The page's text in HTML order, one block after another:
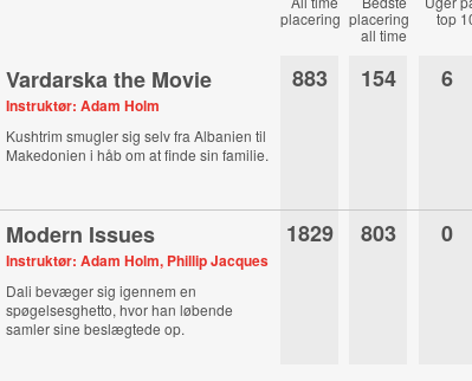
placering placering
all time
top
Vardarska the Movie
Instruktør: Adam Holm
Kushtrim smugler sig selv fra Albanien til
Makedonien i håb om at finde sin familie.
883 154 6
Modern Issues
Instruktør: Adam Holm, Phillip Jacques
Dali bevæger sig igennem en
spøgelsesghetto, hvor han løbende
samler sine beslægtede op.
1829 803 0